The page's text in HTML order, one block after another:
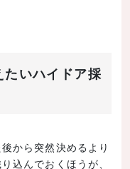
いハイドア採
から突然決めるより
込んでおくほうが、